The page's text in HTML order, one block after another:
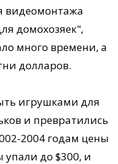
видеомонтажа
домохозяек",
много времени, а
долларов.
игрушками для
и превратились
2004 годам цены
упали до $300, и